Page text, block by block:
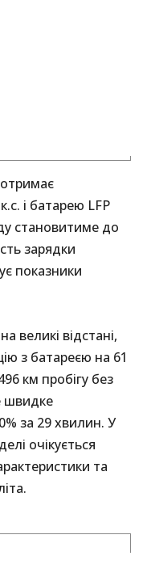
і батарею LFP
становитиме до
зарядки
показники
великі відстані,
з батареєю на 61
км пробігу без
швидке
за 29 хвилин. У
очікується
та